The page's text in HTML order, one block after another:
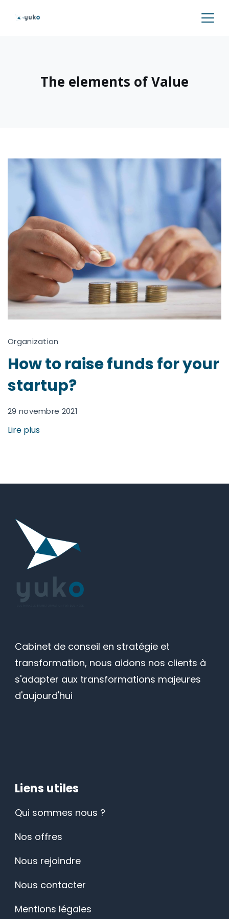
The elements of Value
Organization
How to raise funds for your
startup?
29 novembre 2021
Lire plus
Cabinet de conseil en stratégie et
transformation, nous aidons nos clients à
s'adapter aux transformations majeures
d'aujourd'hui
Liens utiles
Qui sommes nous ?
Nos offres
Nous rejoindre
Nous contacter
Mentions légales